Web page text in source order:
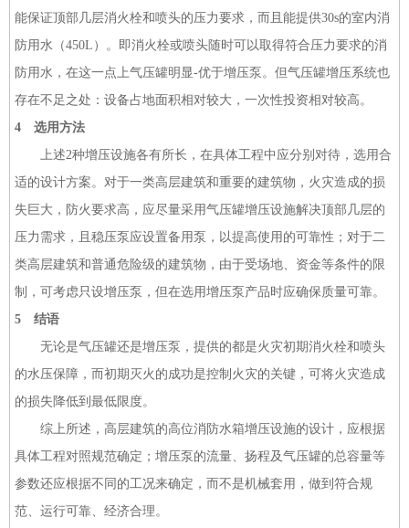
能保证顶部几层消火栓和喷头的压力要求，而且能提供30s的室内消
防用水（450L）。即消火栓或喷头随时可以取得符合压力要求的消
防用水，在这一点上气压罐明显-优于增压泵。但气压罐增压系统也
存在不足之处：设备占地面积相对较大，一次性投资相对较高。
4 选用方法
上述2种增压设施各有所长，在具体工程中应分别对待，选用合
适的设计方案。对于一类高层建筑和重要的建筑物，火灾造成的损
失巨大，防火要求高，应尽量采用气压罐增压设施解决顶部几层的
压力需求，且稳压泵应设置备用泵，以提高使用的可靠性；对于二
类高层建筑和普通危险级的建筑物，由于受场地、资金等条件的限
制，可考虑只设增压泵，但在选用增压泵产品时应确保质量可靠。
5 结语
无论是气压罐还是增压泵，提供的都是火灾初期消火栓和喷头
的水压保障，而初期灭火的成功是控制火灾的关键，可将火灾造成
的损失降低到最低限度。
综上所述，高层建筑的高位消防水箱增压设施的设计，应根据
具体工程对照规范确定；增压泵的流量、扬程及气压罐的总容量等
参数还应根据不同的工况来确定，而不是机械套用，做到符合规
范、运行可靠、经济合理。